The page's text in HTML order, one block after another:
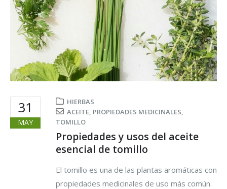
31
MAY
HIERBAS
ACEITE, PROPIEDADES MEDICINALES,
TOMILLO
Propiedades y usos del aceite
esencial de tomillo
El tomillo es una de las plantas aromáticas con
propiedades medicinales de uso más común.